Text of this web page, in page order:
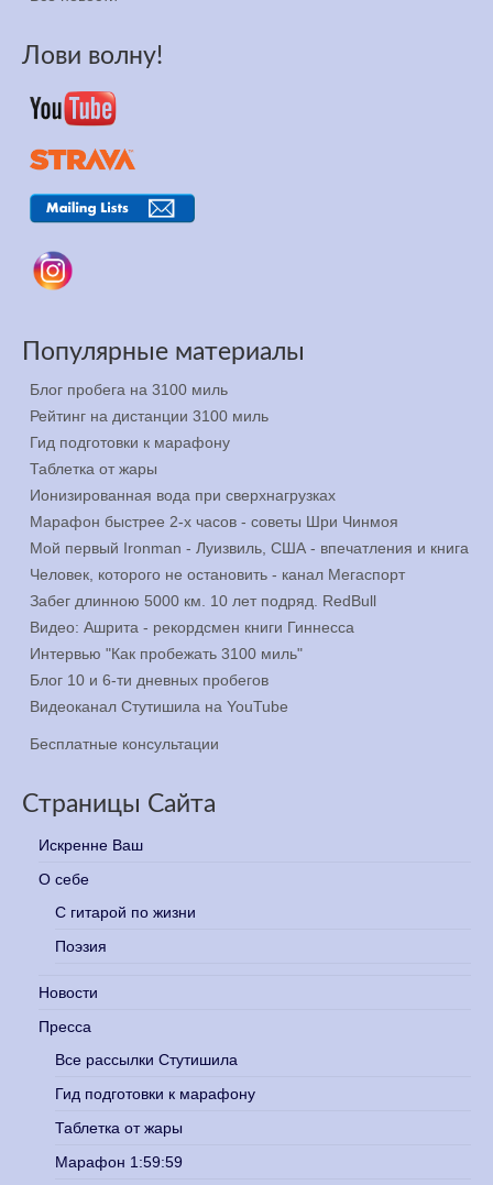
Лови волну!
Популярные материалы
Блог пробега на 3100 миль
Рейтинг на дистанции 3100 миль
Гид подготовки к марафону
Таблетка от жары
Ионизированная вода при сверхнагрузках
Марафон быстрее 2-х часов - советы Шри Чинмоя
Мой первый Ironman - Луизвиль, США - впечатления и книга
Человек, которого не остановить - канал Мегаспорт
Забег длинною 5000 км. 10 лет подряд. RedBull
Видео: Ашрита - рекордсмен книги Гиннесса
Интервью "Как пробежать 3100 миль"
Блог 10 и 6-ти дневных пробегов
Видеоканал Стутишила на YouTube
Бесплатные консультации
Страницы Сайта
Искренне Ваш
О себе
С гитарой по жизни
Поэзия
Новости
Пресса
Все рассылки Стутишила
Гид подготовки к марафону
Таблетка от жары
Марафон 1:59:59